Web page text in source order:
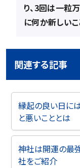
り、3回は一粒
に何か新しい
関連する記事
縁起の良い日に
と悪いこととは
神社は開運の最
社をご紹介